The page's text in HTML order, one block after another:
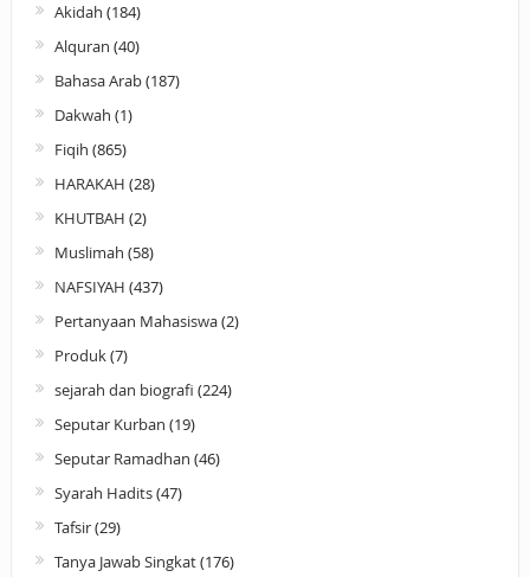
Akidah (184)
Alquran (40)
Bahasa Arab(187)
Dakwah (1)
Fiqih (865)
HARAKAH (28)
KHUTBAH (2)
Muslimah (58)
NAFSIYAH (437)
Pertanyaan Mahasiswa(2)
Produk(7)
sejarah dan biografi (224)
Seputar Kurban (19)
Seputar Ramadhan (46)
Syarah Hadits(47)
Tafsir(29)
Tanya Jawab Singkat(176)